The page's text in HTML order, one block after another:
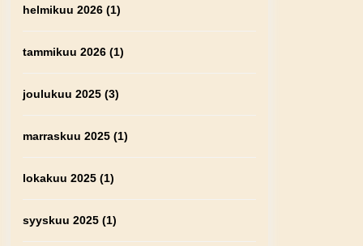
helmikuu 2026 (1)
tammikuu 2026 (1)
joulukuu 2025 (3)
marraskuu 2025 (1)
lokakuu 2025 (1)
syyskuu 2025 (1)